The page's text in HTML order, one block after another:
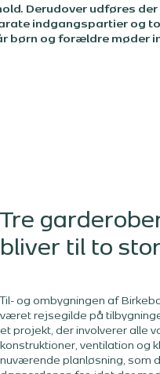
Derudover udføres der
indgangspartier og
børn og forældre møder
Tre
bliver til to
Til- og ombygningen af
været rejsegilde på
et projekt, der involverer alle
konstruktioner, ventilation og
nuværende planløsning, som